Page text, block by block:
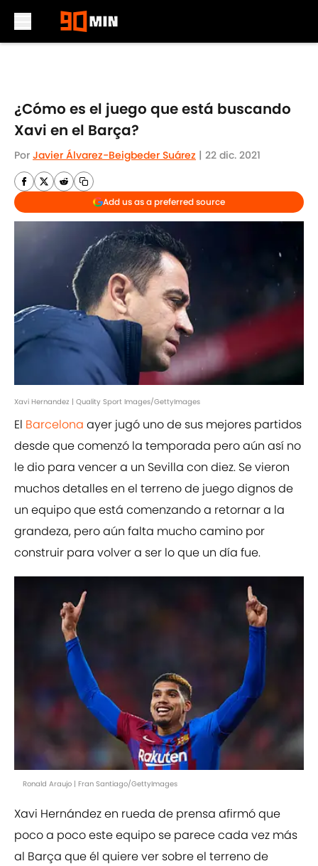
¿Cómo es el juego que está buscando
Xavi en el Barça?
Por Javier Álvarez-Beigbeder Suárez | 22 dic. 2021
Add us as a preferred source
Xavi Hernandez | Quality Sport Images/GettyImages
El Barcelona ayer jugó uno de sus mejores partidos
desde que comenzó la temporada pero aún así no
le dio para vencer a un Sevilla con diez. Se vieron
muchos detalles en el terreno de juego dignos de
un equipo que está comenzando a retornar a la
grandeza, pero aún falta mucho camino por
construir para volver a ser lo que un día fue.
Ronald Araujo | Fran Santiago/GettyImages
Xavi Hernández en rueda de prensa afirmó que
poco a poco este equipo se parece cada vez más
al Barça que él quiere ver sobre el terreno de